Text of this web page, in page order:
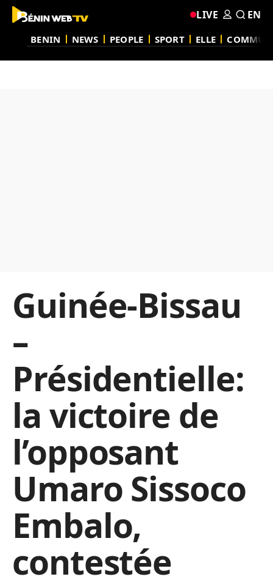
BENIN NEWS PEOPLE SPORT ELLE
LIVE EN
Guinée-Bissau
–
Présidentielle:
la victoire de
l’opposant
Umaro Sissoco
Embalo,
contestée